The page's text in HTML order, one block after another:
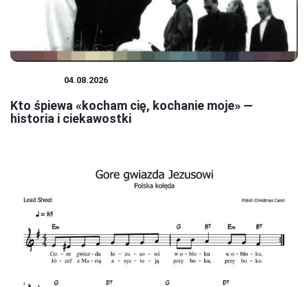
04.08.2026
Kto śpiewa «kocham cię, kochanie moje» —
historia i ciekawostki